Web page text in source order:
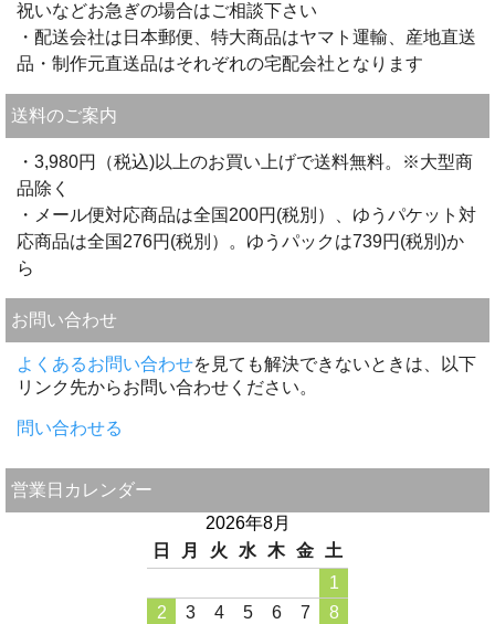
祝いなどお急ぎの場合はご相談下さい
・配送会社は日本郵便、特大商品はヤマト運輸、産地直送
品・制作元直送品はそれぞれの宅配会社となります
送料のご案内
・3,980円（税込)以上のお買い上げで送料無料。※大型商
品除く
・メール便対応商品は全国200円(税別）、ゆうパケット対
応商品は全国276円(税別）。ゆうパックは739円(税別)か
ら
お問い合わせ
よくあるお問い合わせを見ても解決できないときは、以下
リンク先からお問い合わせください。
問い合わせる
営業日カレンダー
2026年8月
日
月 火 水 木 金
土
1
2
3 4 5 6 7
8